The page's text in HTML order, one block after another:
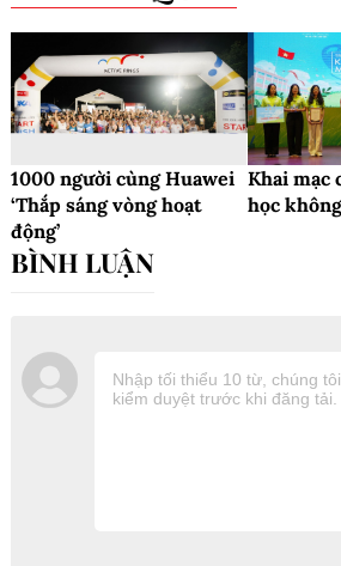
1000 người cùng Huawei
‘Thắp sáng vòng hoạt
động’
Khai mạc
học